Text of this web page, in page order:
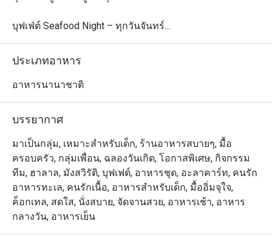
บุฟเฟ่ต์ Seafood Night – ทุกวันจันทร์
ดื่มด่ำกับความสดใหม่ของซีฟู้ดท้องถิ่นทุกวันจันทร์ เวลา
18:00 – 22:00 เพลิดเพลินกับกุ้งแม่น้ำ ปูทะเล ปลา และ
เลิศ ปิดท้ายด้วยขนมหวานสุดพิเศษ ทั้งขนมไทยดั้งเดิม ข้าว
Let's Meat Wednesday – ทุกวันพุธ
เชิญชวนคนรักเนื้อทุกท่านมาสัมผัสบุฟเฟ่ต์อบอุ่นใจ ด้วยเนื้อ
วัวพรีเมียมจากออสเตรเลียย่างอย่างพิถีพิถัน ซีฟู้ดออนไอซ์
เมนูอินเดียรสจัดจ้าน และซูชิ & ซาชิมิสดใหม่ ทั้งหมดเพียง
890 บาท ร่วมแชร์ประสบการณ์มื้อค่ำสุดพิเศษกับครอบครัว
ประเภทอาหาร
อาหารนานาชาติ
บรรยากาศ
มาเป็นกลุ่ม, เหมาะสำหรับเด็ก, ร้านอาหารสบายๆ, มื้อ
ครอบครัว, กลุ่มเพื่อน, ฉลองวันเกิด, โอกาสพิเศษ, กิจกรรม
ทีม, ฮาลาล, มังสวิรัติ, บุฟเฟต์, อาหารชุด, อะลาคาร์ท, คนรัก
อาหารทะเล, คนรักเนื้อ, อาหารสำหรับเด็ก, มื้ออิ่มจุใจ,
ค็อกเทล, สดใส, นั่งสบาย, จัดจานสวย, อาหารเช้า, อาหาร
กลางวัน, อาหารเย็น